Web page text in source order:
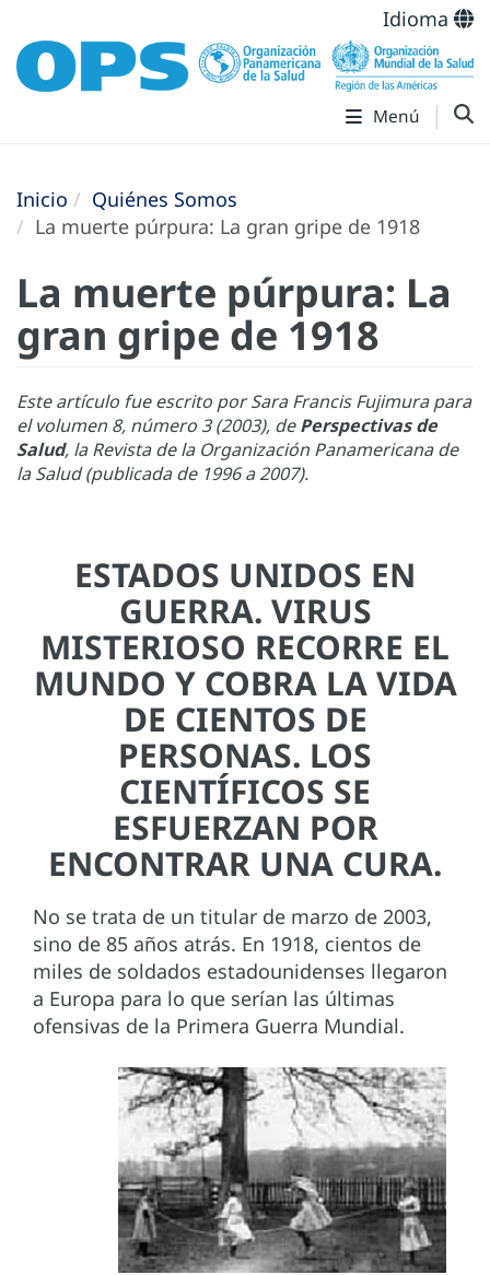
Idioma
Menú
Inicio
Quiénes Somos
La muerte púrpura: La gran gripe de 1918
La muerte púrpura: La
gran gripe de 1918
Este artículo fue escrito por Sara Francis Fujimura para
el volumen 8, número 3 (2003), dePerspectivas de
Salud, la Revista de la Organización Panamericana de
la Salud (publicada de 1996 a 2007).
ESTADOS UNIDOS EN
GUERRA. VIRUS
MISTERIOSO RECORRE EL
MUNDO Y COBRA LA VIDA
DE CIENTOS DE
PERSONAS. LOS
CIENTÍFICOS SE
ESFUERZAN POR
ENCONTRAR UNA CURA.
No se trata de un titular de marzo de 2003,
sino de 85 años atrás. En 1918, cientos de
miles de soldados estadounidenses llegaron
a Europa para lo que serían las últimas
ofensivas de la Primera Guerra Mundial.